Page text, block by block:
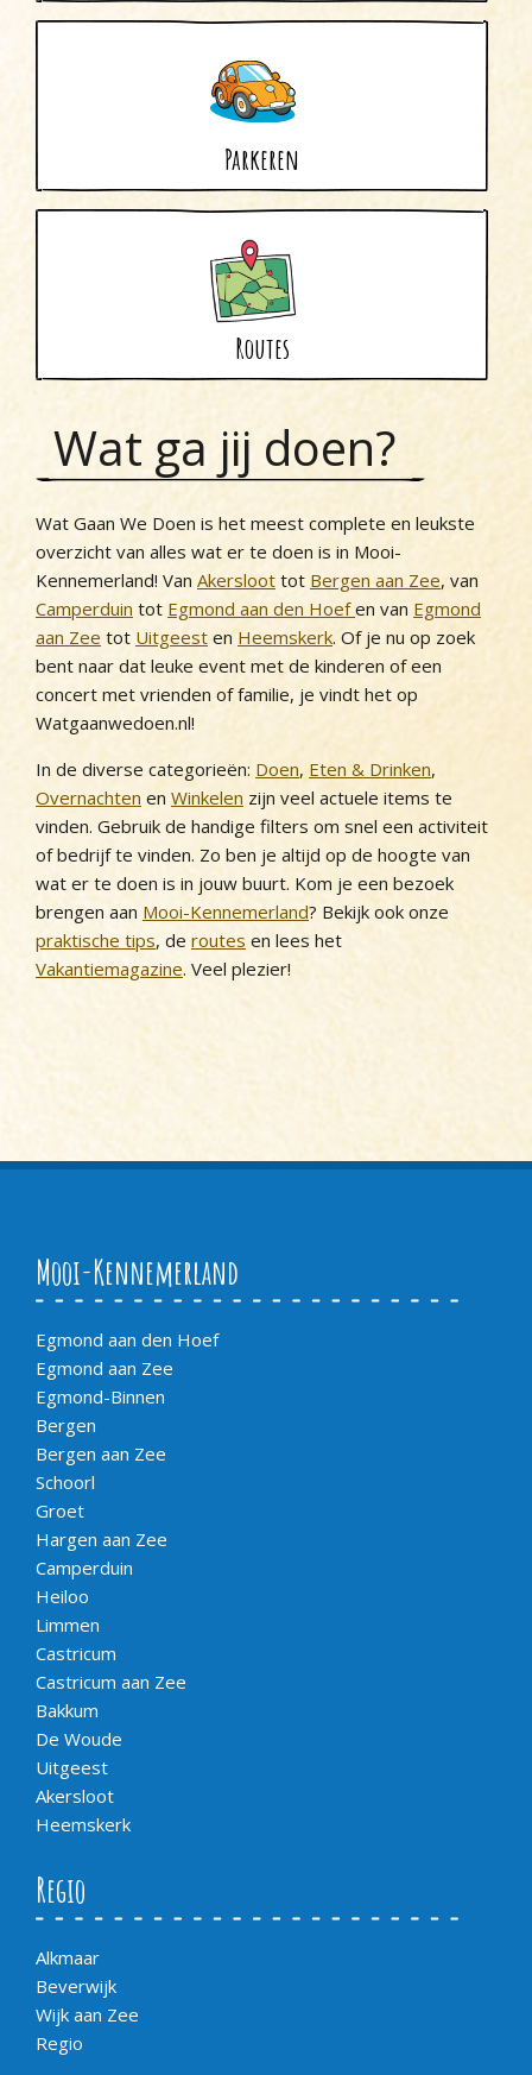
Vis
Dijk en Waard
Egmond aan den Hoef
Egmond-Binnen
Egmond aan Zee
Hargen aan Zee
Heerhugowaard
Limmen
Regio
Schoorl
Sint Maartenszee
Uitgeest
Wijk aan Zee
Parkeren
Routes
Wat ga jij doen?
Wat Gaan We Doen is het meest complete en leukste
overzicht van alles wat er te doen is in Mooi-
Kennemerland! Van Akersloot tot Bergen aan Zee, van
Camperduin tot Egmond aan den Hoefen van Egmond
aan Zee tot Uitgeest enHeemskerk. Of je nu op zoek
bent naar dat leuke event met de kinderen of een
concert met vrienden of familie, je vindt het op
Watgaanwedoen.nl!
In de diverse categorieën: Doen, Eten & Drinken,
Overnachten en Winkelen zijn veel actuele items te
vinden. Gebruik de handige filters om snel een activiteit
of bedrijf te vinden. Zo ben je altijd op de hoogte van
wat er te doen is in jouw buurt. Kom je een bezoek
brengen aan Mooi-Kennemerland? Bekijk ook onze
praktische tips, de routes en lees het
Vakantiemagazine. Veel plezier!
Mooi-Kennemerland
Egmond aan den Hoef
Egmond aan Zee
Egmond-Binnen
Bergen
Bergen aan Zee
Schoorl
Groet
Hargen aan Zee
Camperduin
Heiloo
Limmen
Castricum
Castricum aan Zee
Bakkum
De Woude
Uitgeest
Akersloot
Heemskerk
Regio
Alkmaar
Beverwijk
Wijk aan Zee
Regio